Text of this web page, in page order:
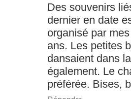
Des souvenirs
dernier en date
organisé par
ans. Les petites
dansaient dans
également. Le
préférée. Bises,